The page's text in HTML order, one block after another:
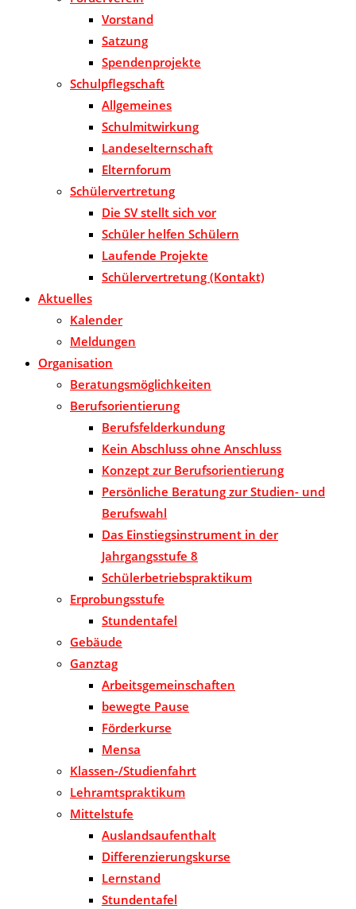
Vorstand
Satzung
Spendenprojekte
Schulpflegschaft
Allgemeines
Schulmitwirkung
Landeselternschaft
Elternforum
Schülervertretung
Die SV stellt sich vor
Schüler helfen Schülern
Laufende Projekte
Schülervertretung (Kontakt)
Aktuelles
Kalender
Meldungen
Organisation
Beratungsmöglichkeiten
Berufsorientierung
Berufsfelderkundung
Kein Abschluss ohne Anschluss
Konzept zur Berufsorientierung
Persönliche Beratung zur Studien- und
Berufswahl
Das Einstiegsinstrument in der
Jahrgangsstufe 8
Schülerbetriebspraktikum
Erprobungsstufe
Stundentafel
Gebäude
Ganztag
Arbeitsgemeinschaften
bewegte Pause
Förderkurse
Mensa
Klassen-/Studienfahrt
Lehramtspraktikum
Mittelstufe
Auslandsaufenthalt
Differenzierungskurse
Lernstand
Stundentafel